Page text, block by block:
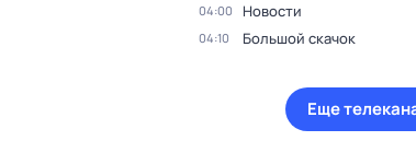
04:00 Новости
04:10 Большой скачок
Еще